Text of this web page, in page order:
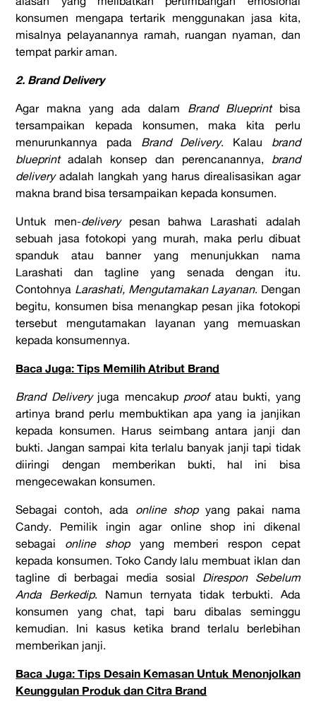
konsumen mengapa tertarik menggunakan jasa kita,
misalnya pelayanannya ramah, ruangan nyaman, dan
tempat parkir aman.
2. Brand Delivery
Agar makna yang ada dalam Brand Blueprintbisa
tersampaikan kepada konsumen, maka kita perlu
menurunkannya pada Brand Delivery. Kalau brand
blueprintadalah konsep dan perencanannya, brand
deliveryadalah langkah yang harus direalisasikan agar
makna brand bisa tersampaikan kepada konsumen.
Untuk men-deliverypesan bahwa Larashati adalah
sebuah jasa fotokopi yang murah, maka perlu dibuat
spanduk atau banner yang menunjukkan nama
Larashati dan tagline yang senada dengan itu.
Contohnya Larashati, Mengutamakan Layanan. Dengan
begitu, konsumen bisa menangkap pesan jika fotokopi
tersebut mengutamakan layanan yang memuaskan
kepada konsumennya.
Baca Juga: Tips Memilih Atribut Brand
Brand Deliveryjuga mencakup proof atau bukti, yang
artinya brand perlu membuktikan apa yang ia janjikan
kepada konsumen. Harus seimbang antara janji dan
bukti. Jangan sampai kita terlalu banyak janji tapi tidak
diiringi dengan memberikan bukti, hal ini bisa
mengecewakan konsumen.
Sebagai contoh, ada online shopyang pakai nama
Candy. Pemilik ingin agar online shop ini dikenal
sebagai online shopyang memberi respon cepat
kepada konsumen. Toko Candy lalu membuat iklan dan
tagline di berbagai media sosial Direspon Sebelum
Anda Berkedip. Namun ternyata tidak terbukti. Ada
konsumen yang chat, tapi baru dibalas seminggu
kemudian. Ini kasus ketika brand terlalu berlebihan
memberikan janji.
Baca Juga: Tips Desain Kemasan Untuk Menonjolkan
Keunggulan Produk dan Citra Brand